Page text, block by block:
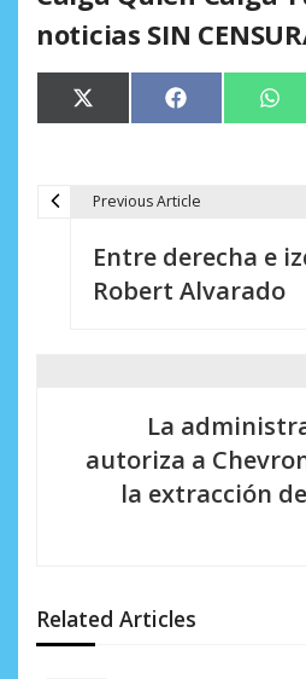
noticias SIN
Compartir
en
X
(Twitter)
Compartir
en
Facebook
en
n
d
Previous Article
Entre derecha e
Robert Alvarado
La
autoriza a
la extracción
Related Articles